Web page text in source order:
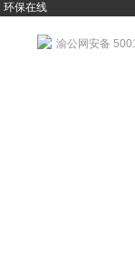
环保在线
渝公网安备